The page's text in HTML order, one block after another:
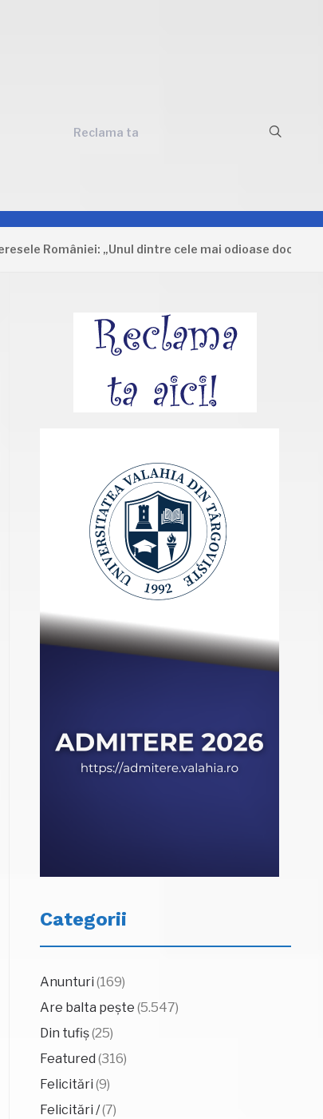
Reclama ta
României: „Unul dintre cele mai odioase documente
Categorii
Anunturi (169)
Are balta pește (5.547)
Din tufiș(25)
Featured (316)
Felicitări (9)
Felicitări /(7)